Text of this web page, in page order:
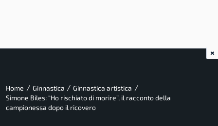
Home / Ginnastica / Ginnastica artistica /
Simone Biles: “Ho rischiato di morire”, il racconto della
campionessa dopo il ricovero
×